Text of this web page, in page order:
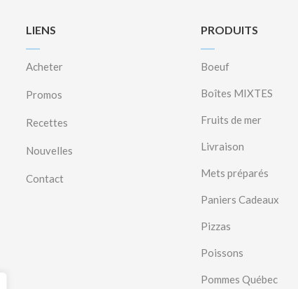
LIENS
Acheter
Promos
Recettes
Nouvelles
Contact
PRODUITS
Boeuf
Boîtes MIXTES
Fruits de mer
Livraison
Mets préparés
Paniers Cadeaux
Pizzas
Poissons
Pommes Québec